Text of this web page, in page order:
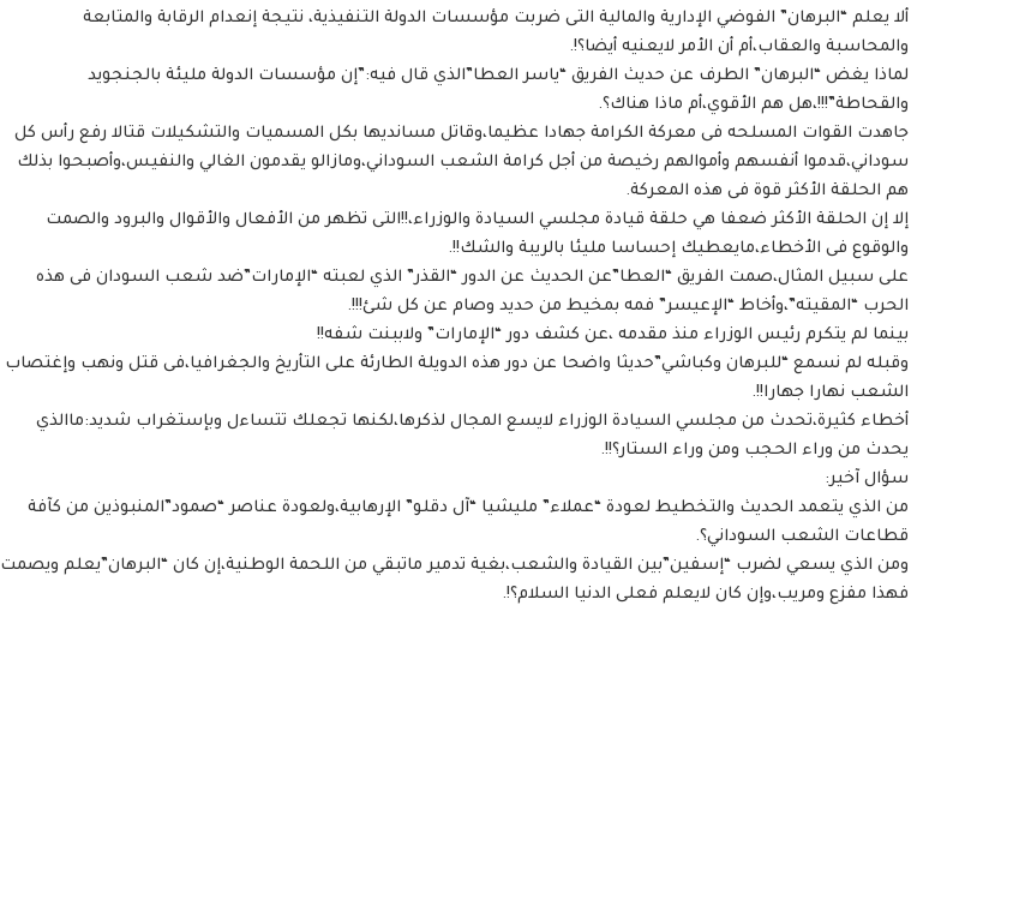
ألا يعلم “البرهان” الفوضي الإدارية والمالية التى ضربت مؤسسات الدولة التنفيذية، نتيجة إنعدام الرقابة والمتابعة
والمحاسبة والعقاب،أم أن الأمر لايعنيه أيضا؟!.
لماذا يغض “البرهان” الطرف عن حديث الفريق “ياسر العطا”الذي قال فيه:”إن مؤسسات الدولة مليئة بالجنجويد
والقحاطة”!!!،هل هم الأقوي،أم ماذا هناك؟.
جاهدت القوات المسلحه فى معركة الكرامة جهادا عظيما،وقاتل مسانديها بكل المسميات والتشكيلات قتالا رفع رأس كل
سوداني،قدموا أنفسهم وأموالهم رخيصة من أجل كرامة الشعب السوداني،ومازالو يقدمون الغالي والنفيس،وأصبحوا بذلك
هم الحلقة الأكثر قوة فى هذه المعركة.
إلا إن الحلقة الأكثر ضعفا هي حلقة قيادة مجلسي السيادة والوزراء،!!التى تظهر من الأفعال والأقوال والبرود والصمت
والوقوع فى الأخطاء،مايعطيك إحساسا مليئا بالريبة والشك!!.
على سبيل المثال،صمت الفريق “العطا”عن الحديث عن الدور “القذر” الذي لعبته “الإمارات”ضد شعب السودان فى هذه
الحرب “المقيته”،وأخاط “الإعيسر” فمه بمخيط من حديد وصام عن كل شئ!!!.
بينما لم يتكرم رئيس الوزراء منذ مقدمه ،عن كشف دور “الإمارات” ولاببنت شفه!!
وقبله لم نسمع “للبرهان وكباشي”حديثا واضحا عن دور هذه الدويلة الطارئة على التأريخ والجغرافيا،فى قتل ونهب وإغتصاب
الشعب نهارا جهارا!!.
أخطاء كثيرة،تحدث من مجلسي السيادة الوزراء لايسع المجال لذكرها،لكنها تجعلك تتساءل وبإستغراب شديد:ماالذي
يحدث من وراء الحجب ومن وراء الستار؟!!.
سؤال آخير:
من الذي يتعمد الحديث والتخطيط لعودة “عملاء” مليشيا “آل دقلو” الإرهابية،ولعودة عناصر “صمود”المنبوذين من كآفة
قطاعات الشعب السوداني؟.
ومن الذي يسعي لضرب “إسفين”بين القيادة والشعب،بغية تدمير ماتبقي من اللحمة الوطنية،إن كان “البرهان”يعلم ويصمت
فهذا مفزع ومريب،وإن كان لايعلم فعلى الدنيا السلام؟!.